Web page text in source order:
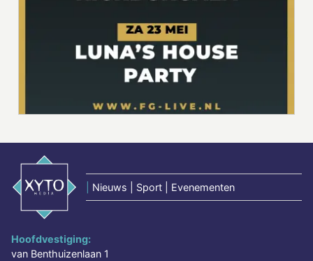
Nieuws | Sport | Evenementen
Hoofdvestiging:
van Benthuizenlaan 1